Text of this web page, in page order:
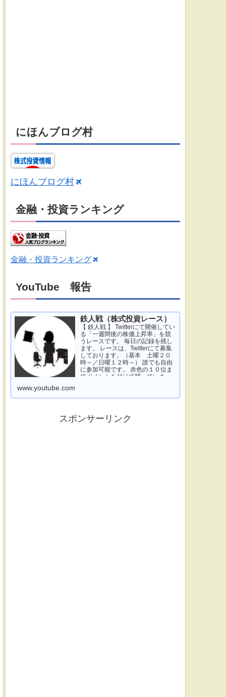
にほんブログ村
にほんブログ村
金融・投資ランキング
金融・投資ランキング
YouTube 報告
鉄人戦（株式投資レース）
【 鉄人戦 】 Twitterにて開催してい
る「一週間後の株価上昇率」を競
うレースです。 毎日の記録を残し
ます。 レースは、Twitterにて募集
しております。（基本 土曜２０
時～／日曜１２時～） 誰でも自由
に参加可能です。 赤色の１０位ま
でポイントを付けて競っていま
www.youtube.com
スポンサーリンク